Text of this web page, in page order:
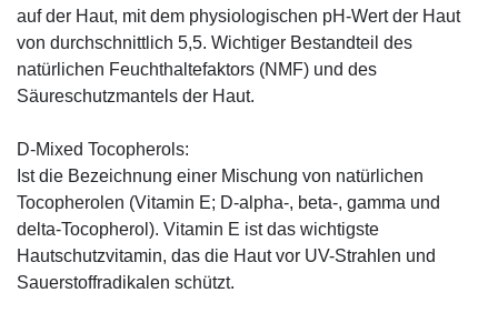
auf der Haut, mit dem physiologischen pH-Wert der Haut
von durchschnittlich 5,5. Wichtiger Bestandteil des
natürlichen Feuchthaltefaktors (NMF) und des
Säureschutzmantels der Haut.
D-Mixed Tocopherols:
Ist die Bezeichnung einer Mischung von natürlichen
Tocopherolen (Vitamin E; D-alpha-, beta-, gamma und
delta-Tocopherol). Vitamin E ist das wichtigste
Hautschutzvitamin, das die Haut vor UV-Strahlen und
Sauerstoffradikalen schützt.